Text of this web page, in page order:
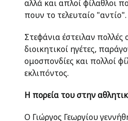
αλλά και απλοί φίλαθλοι
πουν το τελευταίο "αντίο".
Στεφάνια έστειλαν πολλές
διοικητικοί ηγέτες,
ομοσπονδίες και πολλοί
εκλιπόντος.
Η πορεία του στην
Ο Γιώργος Γεωργίου